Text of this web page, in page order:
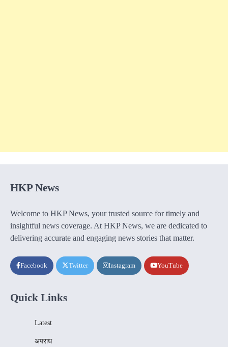
HKP News
Welcome to HKP News, your trusted source for timely and
insightful news coverage. At HKP News, we are dedicated to
delivering accurate and engaging news stories that matter.
Facebook Twitter Instagram YouTube
Quick Links
Latest
अपराध